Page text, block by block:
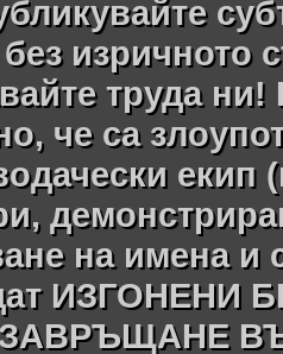
изричното
труда ни!
че са
екип
на имена
ИЗГОНЕНИ
ЗАВРЪЩАНЕ